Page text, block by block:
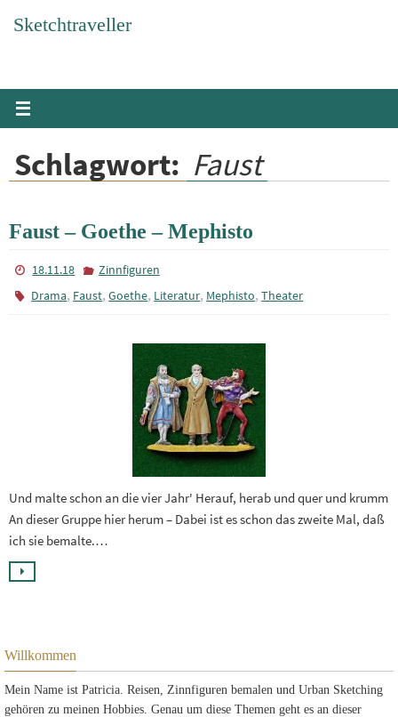
InhaltSketchtraveller
Schlagwort: Faust
Faust – Goethe – Mephisto
18.11.18
Zinnfiguren
Drama, Faust,Goethe, Literatur, Mephisto,Theater
Und malte schon an die vier Jahr' Herauf, herab und quer und krumm
An dieser Gruppe hier herum – Dabei ist es schon das zweite Mal, daß
ich sie bemalte.…
Willkommen
Mein Name ist Patricia. Reisen, Zinnfiguren bemalen und Urban Sketching
gehören zu meinen Hobbies. Genau um diese Themen geht es an dieser